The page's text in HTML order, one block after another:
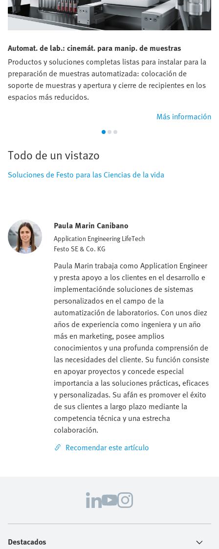
Automat. de lab.: cinemát. para manip. de muestras
Productos y soluciones completas listas para instalar para la
preparación de muestras automatizada: colocación de
soporte de muestras y apertura y cierre de recipientes en los
espacios más reducidos.
Más información
Todo de un vistazo
Soluciones de Festo para las Ciencias de la vida
Paula Marin Canibano
Application Engineering LifeTech
Festo SE & Co. KG
Paula Marin trabaja como Application Engineer
y presta apoyo a los clientes en el desarrollo e
implementaciónde soluciones de sistemas
personalizados en el campo de la
automatización de laboratorios. Con unos diez
años de experiencia como ingeniera y un año
más en marketing, posee amplios
conocimientos y una profunda comprensión de
las necesidades del cliente. Su función consiste
en apoyar proyectos y concede especial
importancia a las soluciones prácticas, eficaces
y personalizadas. Su afán es promover el éxito
de sus clientes a largo plazo mediante la
competencia técnica y una estrecha
colaboración.
Recomendar este artículo
Destacados